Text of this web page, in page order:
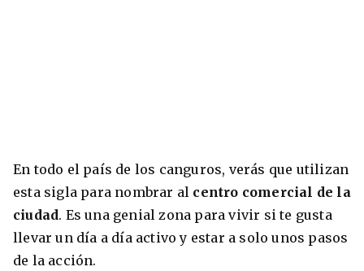
En todo el país de los canguros, verás que utilizan
esta sigla para nombrar al centro comercial de la
ciudad. Es una genial zona para vivir si te gusta
llevar un día a día activo y estar a solo unos pasos
de la acción.